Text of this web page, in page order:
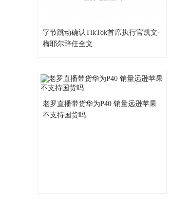
字节跳动确认TikTok首席执行官凯文·
梅耶尔辞任全文
老罗直播带货华为P40 销量远逊苹果
不支持国货吗